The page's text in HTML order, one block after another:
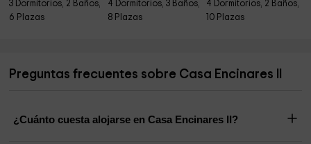
3 Dormitorios, 2 Baños,
6 Plazas
4 Dormitorios, 3 Baños,
8 Plazas
4 Dormitorios, 2 Baños,
10 Plazas
Preguntas frecuentes sobre Casa Encinares II
¿Cuánto cuesta alojarse en Casa Encinares II?